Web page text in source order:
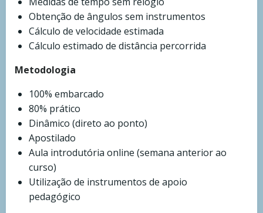
Obtenção de ângulos sem instrumentos
Cálculo de velocidade estimada
Cálculo estimado de distância percorrida
Metodologia
100% embarcado
80% prático
Dinâmico (direto ao ponto)
Apostilado
Aula introdutória online (semana anterior ao
curso)
Utilização de instrumentos de apoio
pedagógico